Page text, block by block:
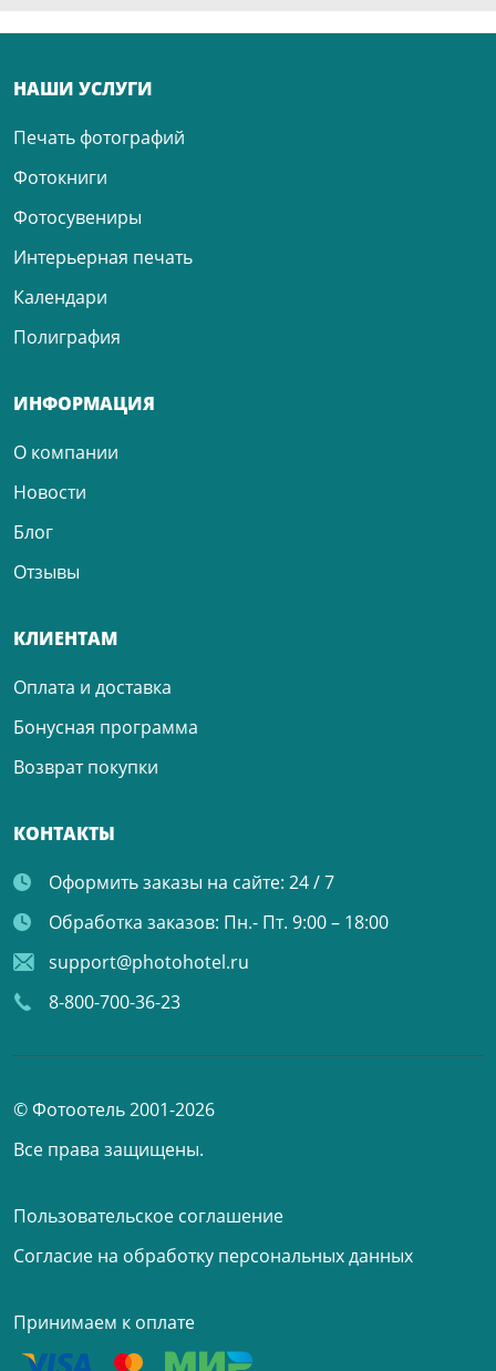
НАШИ УСЛУГИ
Печать фотографий
Фотокниги
Фотосувениры
Интерьерная печать
Календари
Полиграфия
ИНФОРМАЦИЯ
О компании
Новости
Блог
Отзывы
КЛИЕНТАМ
Оплата и доставка
Бонусная программа
Возврат покупки
КОНТАКТЫ
Оформить заказы на сайте: 24 / 7
Обработка заказов: Пн.- Пт. 9:00 – 18:00
support@photohotel.ru
8-800-700-36-23
© Фотоотель 2001-2026
Все права защищены.
Пользовательское соглашение
Согласие на обработку персональных данных
Принимаем к оплате